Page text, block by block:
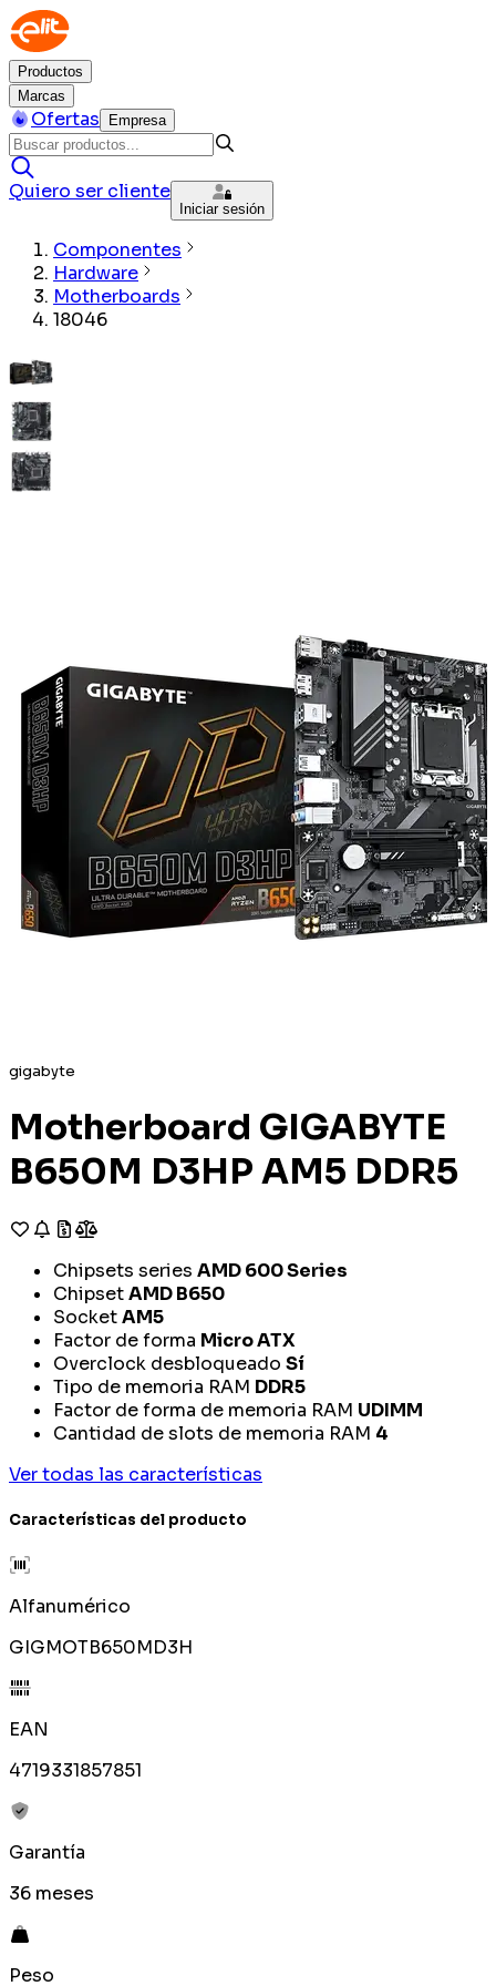
Productos
Marcas
Ofertas Empresa
Quiero ser cliente
Iniciar sesión
Componentes
Hardware
Motherboards
18046
gigabyte
Motherboard GIGABYTE
B650M D3HP AM5 DDR5
Chipsets series AMD 600 Series
ChipsetAMD B650
SocketAM5
Factor de forma Micro ATX
Overclock desbloqueado Sí
Tipo de memoria RAM DDR5
Factor de forma de memoria RAM UDIMM
Cantidad de slots de memoria RAM 4
Ver todas las características
Características del producto
Alfanumérico
GIGMOTB650MD3H
EAN
4719331857851
Garantía
36 meses
Peso